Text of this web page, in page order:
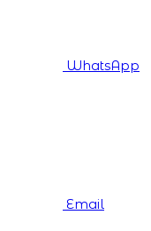
WhatsApp
Email